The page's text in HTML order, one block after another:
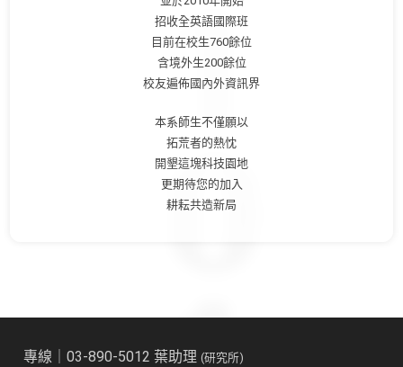
招收全英語國際班
目前在校生760餘位
含境外生200餘位
校友遍佈國內外資訊界
本系師生不僅願以
拓荒者的熱忱
開墾這塊科技園地
更期待您的加入
耕耘共造新局
專線｜03-890-5012 葉助理(研究所)